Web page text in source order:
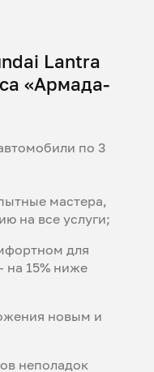
Lantra
«Армада-
по 3
мастера,
на все услуги;
для
на 15% ниже
новым и
неполадок